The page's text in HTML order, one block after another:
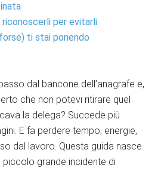
riconoscerli per evitarli
ti stai ponendo
dal bancone dell’anagrafe e,
che non potevi ritirare quel
la delega? Succede più
E fa perdere tempo, energie,
dal lavoro. Questa guida nasce
grande incidente di